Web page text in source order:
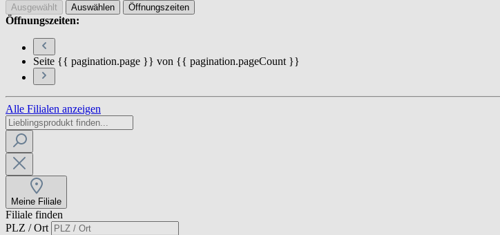
Ausgewählt Auswählen Öffnungszeiten
Öffnungszeiten:
Seite {{ pagination.page }} von {{ pagination.pageCount }}
Alle Filialen anzeigen
Meine Filiale
Filiale finden
PLZ / Ort